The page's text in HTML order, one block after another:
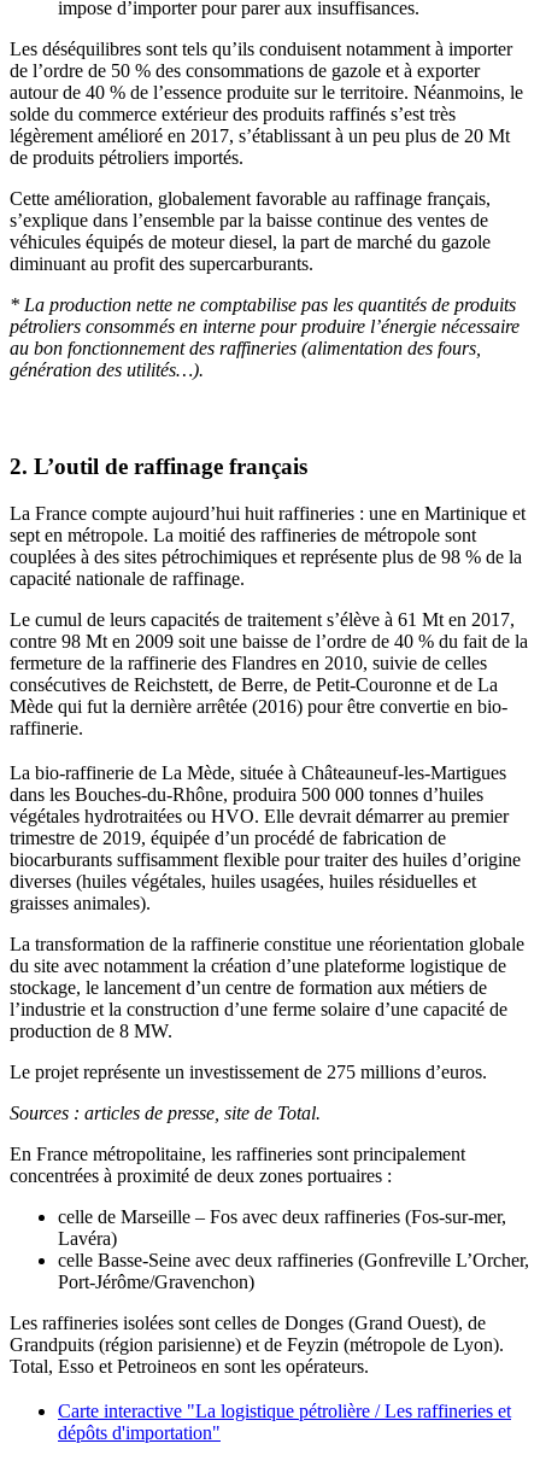
impose d’importer pour parer aux insuffisances.
Les déséquilibres sont tels qu’ils conduisent notamment à importer
de l’ordre de 50 % des consommations de gazole et à exporter
autour de 40 % de l’essence produite sur le territoire. Néanmoins, le
solde du commerce extérieur des produits raffinés s’est très
légèrement amélioré en 2017, s’établissant à un peu plus de 20 Mt
de produits pétroliers importés.
Cette amélioration, globalement favorable au raffinage français,
s’explique dans l’ensemble par la baisse continue des ventes de
véhicules équipés de moteur diesel, la part de marché du gazole
diminuant au profit des supercarburants.
* La production nette ne comptabilise pas les quantités de produits
pétroliers consommés en interne pour produire l’énergie nécessaire
au bon fonctionnement des raffineries (alimentation des fours,
génération des utilités…).
2. L’outil de raffinage français
La France compte aujourd’hui huit raffineries : une en Martinique et
sept en métropole. La moitié des raffineries de métropole sont
couplées à des sites pétrochimiques et représente plus de 98 % de la
capacité nationale de raffinage.
Le cumul de leurs capacités de traitement s’élève à 61 Mt en 2017,
contre 98 Mt en 2009 soit une baisse de l’ordre de 40 % du fait de la
fermeture de la raffinerie des Flandres en 2010, suivie de celles
consécutives de Reichstett, de Berre, de Petit-Couronne et de La
Mède qui fut la dernière arrêtée (2016) pour être convertie en bio-
raffinerie.
La bio-raffinerie de La Mède, située à Châteauneuf-les-Martigues
dans les Bouches-du-Rhône, produira 500 000 tonnes d’huiles
végétales hydrotraitées ou HVO. Elle devrait démarrer au premier
trimestre de 2019, équipée d’un procédé de fabrication de
biocarburants suffisamment flexible pour traiter des huiles d’origine
diverses (huiles végétales, huiles usagées, huiles résiduelles et
graisses animales).
La transformation de la raffinerie constitue une réorientation globale
du site avec notamment la création d’une plateforme logistique de
stockage, le lancement d’un centre de formation aux métiers de
l’industrie et la construction d’une ferme solaire d’une capacité de
production de 8 MW.
Le projet représente un investissement de 275 millions d’euros.
Sources : articles de presse, site de Total.
En France métropolitaine, les raffineries sont principalement
concentrées à proximité de deux zones portuaires :
celle de Marseille – Fos avec deux raffineries (Fos-sur-mer,
Lavéra)
celle Basse-Seine avec deux raffineries (Gonfreville L’Orcher,
Port-Jérôme/Gravenchon)
Les raffineries isolées sont celles de Donges (Grand Ouest), de
Grandpuits (région parisienne) et de Feyzin (métropole de Lyon).
Total, Esso et Petroineos en sont les opérateurs.
Carte interactive "La logistique pétrolière / Les raffineries et
dépôts d'importation"